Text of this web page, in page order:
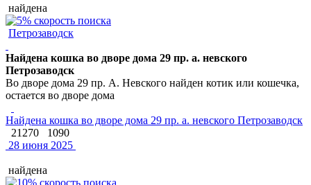
найдена
Петрозаводск
Найдена кошка во дворе дома 29 пр. а. невского
Петрозаводск
Во дворе дома 29 пр. А. Невского найден котик или кошечка,
остается во дворе дома
Найдена кошка во дворе дома 29 пр. а. невского Петрозаводск
21270
1090
28 июня 2025
найдена